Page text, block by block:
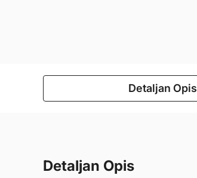
Detaljan Opis
Detaljan Opis